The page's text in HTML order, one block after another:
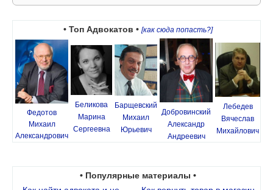
• Топ Адвокатов • [как сюда попасть?]
Федотов
Михаил
Александрович
Беликова
Марина
Сергеевна
Барщевский
Михаил
Юрьевич
Добровинский
Александр
Андреевич
Лебедев
Вячеслав
Михайлович
• Популярные материалы •